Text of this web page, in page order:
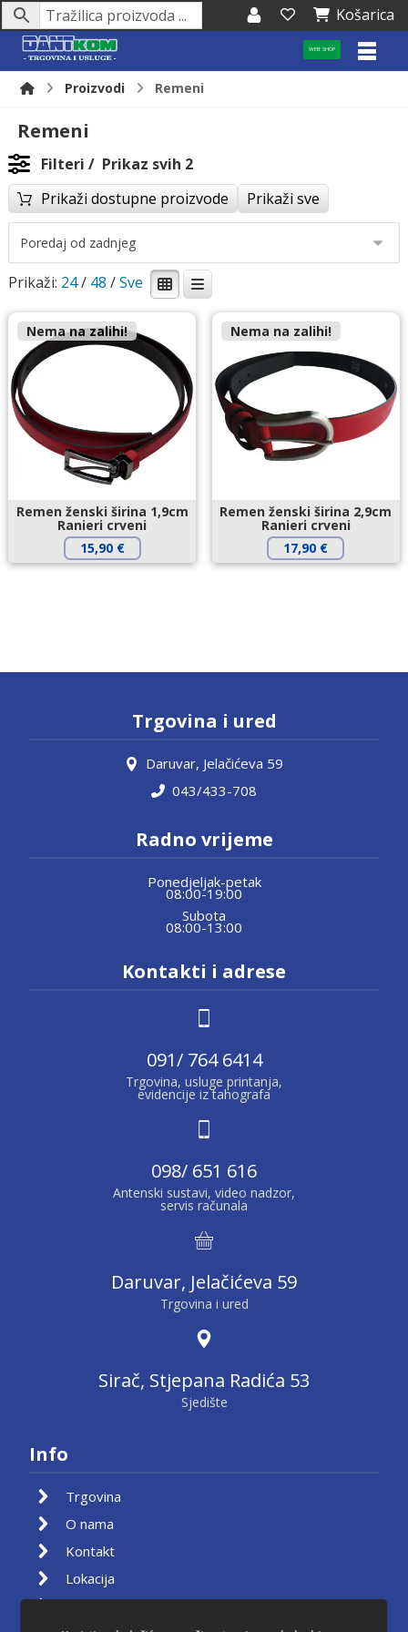
Košarica
WEB SHOP
Proizvodi Remeni
Remeni
Filteri
Prikaz svih 2
Prikaži dostupne proizvode
Prikaži sve
Prikaži: 24/ 48 /
Nema na zalihi!
Remen ženski širina 1,9cm
Ranieri crveni
15,90 €
Nema na zalihi!
Remen ženski širina 2,9cm
Ranieri crveni
17,90 €
Trgovina i ured
Daruvar, Jelačićeva 59
043/433-708
Radno vrijeme
Ponedjeljak-petak
08:00-19:00
Subota
08:00-13:00
Kontakti i adrese
091/ 764 6414
Trgovina, usluge printanja,
evidencije iz tahografa
098/ 651 616
Antenski sustavi, video nadzor,
servis računala
Daruvar, Jelačićeva 59
Trgovina i ured
Sirač, Stjepana Radića 53
Sjedište
Info
Trgovina
O nama
Kontakt
Lokacija